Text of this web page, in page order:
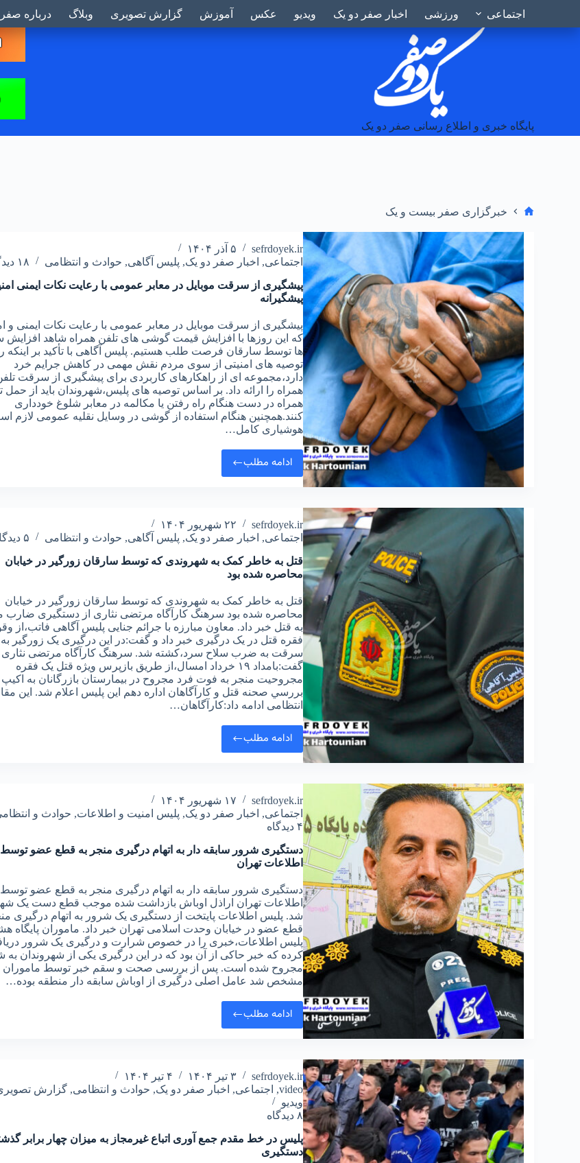
Instagram
Telegram ۱۶ مرداد ۱۴۰۵ ۶:۲۹ ق.ظ
پایگاه خبری و اطلاع رسانی صفر دو یک
اجتماعی ورزشی اخبار صفر دو یک ویدیو عکس آموزش گزارش تصویری وبلاگ درباره صفر
خبرگزاری صفر بیست و یک
sefrdoyek.ir
۵ آذر ۱۴۰۴
اجتماعی, اخبار صفر دو یک, پلیس آگاهی, حوادث و انتظامی
۱۸ دیدگاه
پیشگیری از سرقت موبایل در معابر عمومی با رعایت نکات ایمنی
پیشگیرانه
پیشگیری از سرقت موبایل در معابر عمومی با رعایت نکات ایمنی و
که این روزها با افزایش قیمت گوشی های تلفن همراه شاهد
ها توسط سارقان فرصت طلب هستیم. پلیس آگاهی با تأکید بر اینکه
توصیه‌ های امنیتی از سوی مردم نقش مهمی در کاهش جرایم خرد
دارد،مجموعه‌ ای از راهکار‌های کاربردی برای پیشگیری از سرقت
همراه را ارائه داد. بر اساس توصیه های پلیس،شهروندان باید از حمل
همراه در دست هنگام راه رفتن یا مکالمه در معابر شلوغ خودداری
کنند.همچنین هنگام استفاده از گوشی در وسایل نقلیه عمومی لازم
هوشیاری کامل…
ادامه مطلب
sefrdoyek.ir
۲۲ شهریور ۱۴۰۴
اجتماعی, اخبار صفر دو یک, پلیس آگاهی, حوادث و انتظامی
۵ دیدگاه
قتل به خاطر کمک به شهروندی که توسط سارقان زورگیر در خیابان
محاصره شده بود
قتل به خاطر کمک به شهروندی که توسط سارقان زورگیر در خیابان
محاصره شده بود سرهنگ کارآگاه مرتضی نثاری از دستگیری ضارب
به قتل خبر داد. معاون مبارزه با جرائم جنایی پلیس آگاهی فاتب،از
فقره قتل در یک درگیری خبر داد و گفت:در این درگیری یک زورگیر به
سرقت به ضرب سلاح سرد،کشته شد. سرهنگ کارآگاه مرتضی نثاری
گفت:بامداد ۱۹ خرداد امسال،از طريق بازپرس ويژه قتل يک فقره
مجروحيت منجر به فوت فرد مجروح در بيمارستان بازرگانان به اکيپ
بررسي صحنه قتل و کارآگاهان اداره دهم اين پليس اعلام شد. این
انتظامی ادامه داد:کارآگاهان…
ادامه مطلب
sefrdoyek.ir
۱۷ شهریور ۱۴۰۴
اجتماعی, اخبار صفر دو یک, پلیس امنیت و اطلاعات, حوادث و
۴ دیدگاه
دستگیری شرور سابقه دار به اتهام درگیری منجر به قطع عضو
اطلاعات تهران
دستگیری شرور سابقه دار به اتهام درگیری منجر به قطع عضو
اطلاعات تهران اراذل اوباش بازداشت شده موجب قطع دست یک
شد. پلیس اطلاعات پایتخت از دستگیری یک شرور به اتهام درگیری
قطع عضو در خیابان وحدت اسلامی تهران خبر داد. ماموران پایگاه
پلیس اطلاعات،خبری را در خصوص شرارت و درگیری یک شرور
کرده که خبر حاکی از آن بود که در این درگیری یکی از شهروندان
مجروح شده است. پس از بررسی صحت و سقم خبر توسط ماموران
مشخص شد عامل اصلی درگیری از اوباش سابقه دار منطقه بوده…
ادامه مطلب
sefrdoyek.ir ۳ تیر ۱۴۰۴
۴ تیر ۱۴۰۴
video
, اجتماعی, اخبار صفر دو یک, حوادث و انتظامی,گزارش
ویدیو
۸ دیدگاه
پلیس در خط مقدم جمع آوری اتباع غیرمجاز به میزان چهار برابر
دستگیری